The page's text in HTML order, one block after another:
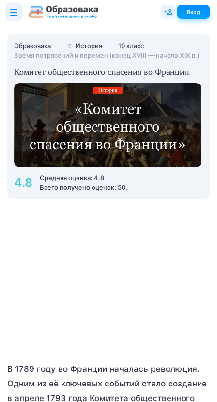
Образовака 🏺 История
10 класс
Время потрясений и перемен (конец XVIII — начало XIX в.)
Комитет общественного спасения во Франции
4.8
Средняя оценка: 4.8
Всего получено оценок: 50.
В 1789 году во Франции началась революция.
Одним из её ключевых событий стало создание
в апреле 1793 года Комитета общественного
Вход